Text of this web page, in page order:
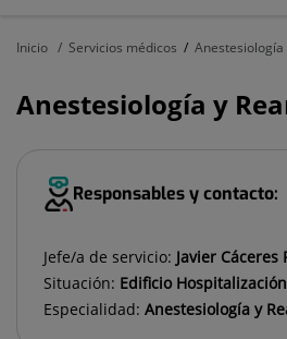
Inicio Servicios médicos
Anestesiología y
Responsables y contacto:
Jefe/a de servicio: Javier Cáceres
Situación: Edificio
Especialidad: Anestesiología y